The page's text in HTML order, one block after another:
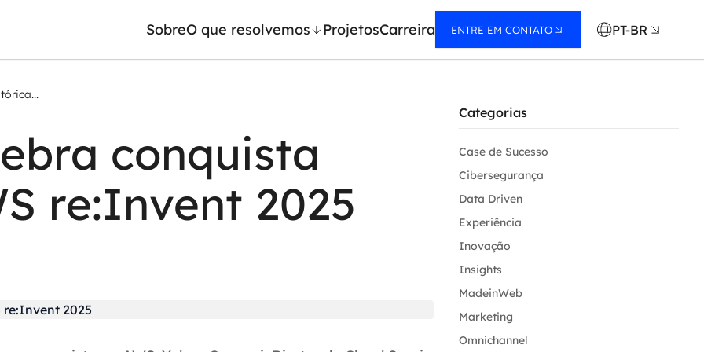
SobreO que resolvemos ProjetosCarreira ENTRE EM CONTATO PT-BR
de IA
de IA
RPA e hiperautomação
AI Day
conquista
re:Invent 2025
Categorias
Case de Sucesso
Cibersegurança
Data Driven
Experiência
Inovação
Insights
MadeinWeb
Marketing
Omnichannel